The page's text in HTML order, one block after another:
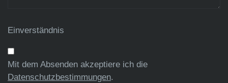
Einverständnis
Mit dem Absenden akzeptiere ich die
Datenschutzbestimmungen.